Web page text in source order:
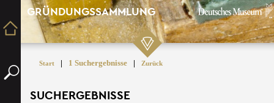
GRÜNDUNGSSAMMLUNG
Start | 1 Suchergebnisse | Zurück
SUCHERGEBNISSE